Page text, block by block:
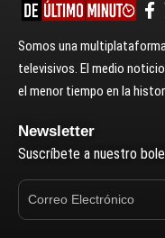
Somos una
televisivos. El medio
el menor tiempo en la
Newsletter
Suscríbete a nuestro